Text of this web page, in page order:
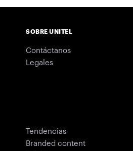
SOBRE UNITEL
Contáctanos
Legales
Tendencias
Branded content